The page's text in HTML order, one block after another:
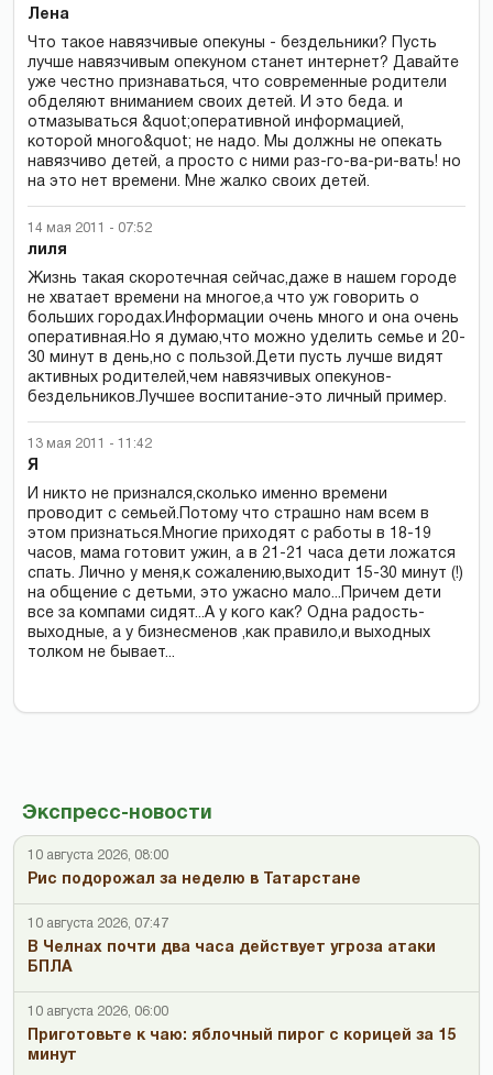
Экспресс-новости
10 августа 2026, 08:00
Рис подорожал за неделю в Татарстане
10 августа 2026, 07:47
В Челнах почти два часа действует угроза атаки
БПЛА
10 августа 2026, 06:00
Приготовьте к чаю: яблочный пирог с корицей за 15
минут
Лена
Что такое навязчивые опекуны - бездельники? Пусть
лучше навязчивым опекуном станет интернет? Давайте
уже честно признаваться, что современные родители
обделяют вниманием своих детей. И это беда. и
отмазываться &quot;оперативной информацией,
которой много&quot; не надо. Мы должны не опекать
навязчиво детей, а просто с ними раз-го-ва-ри-вать! но
на это нет времени. Мне жалко своих детей.
14 мая 2011 - 07:52
лиля
Жизнь такая скоротечная сейчас,даже в нашем городе
не хватает времени на многое,а что уж говорить о
больших городах.Информации очень много и она очень
оперативная.Но я думаю,что можно уделить семье и 20-
30 минут в день,но с пользой.Дети пусть лучше видят
активных родителей,чем навязчивых опекунов-
бездельников.Лучшее воспитание-это личный пример.
13 мая 2011 - 11:42
Я
И никто не признался,сколько именно времени
проводит с семьей.Потому что страшно нам всем в
этом признаться.Многие приходят с работы в 18-19
часов, мама готовит ужин, а в 21-21 часа дети ложатся
спать. Лично у меня,к сожалению,выходит 15-30 минут (!)
на общение с детьми, это ужасно мало...Причем дети
все за компами сидят...А у кого как? Одна радость-
выходные, а у бизнесменов ,как правило,и выходных
толком не бывает...